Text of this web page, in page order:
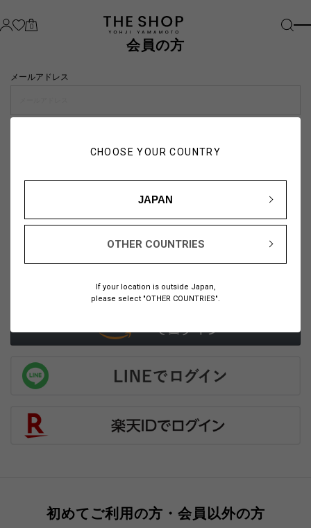
CHOOSE YOUR COUNTRY
JAPAN
OTHER COUNTRIES
If your location is outside Japan,
please select "OTHER COUNTRIES".
0
会員の方
メールアドレス
こちら
または
初めてご利用の方・会員以外の方